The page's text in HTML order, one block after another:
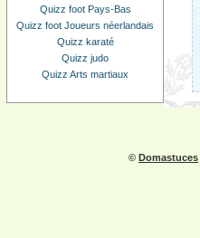
Quizz foot Pays-Bas
Quizz foot Joueurs néerlandais
Quizz karaté
Quizz judo
Quizz Arts martiaux
© Domastuces